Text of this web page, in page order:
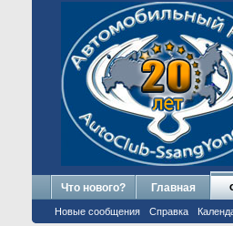
Что нового? Главная
Новые сообщения Справка